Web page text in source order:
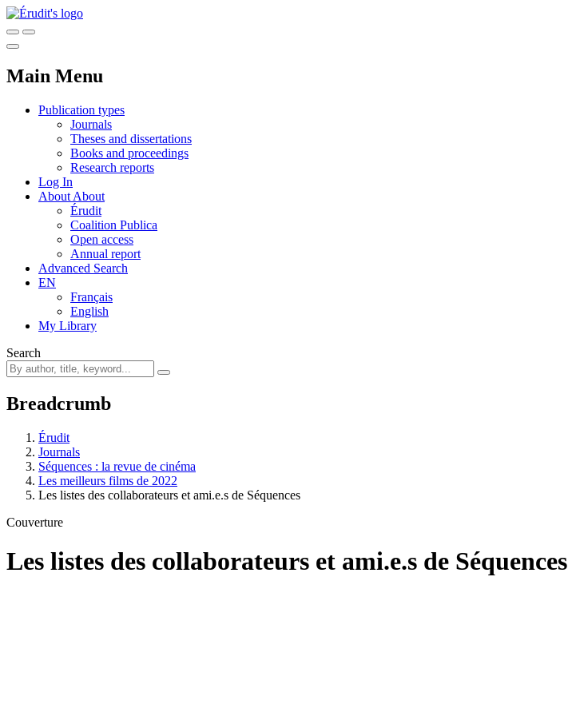
Main Menu
Publication types
Journals
Theses and dissertations
Books and proceedings
Research reports
Log In
About About
Érudit
Coalition Publica
Open access
Annual report
Advanced Search
EN
Français
English
My Library
Search
Breadcrumb
Érudit
Journals
Séquences : la revue de cinéma
Les meilleurs films de 2022
Les listes des collaborateurs et ami.e.s de Séquences
Couverture
Les listes des collaborateurs et ami.e.s de Séquences